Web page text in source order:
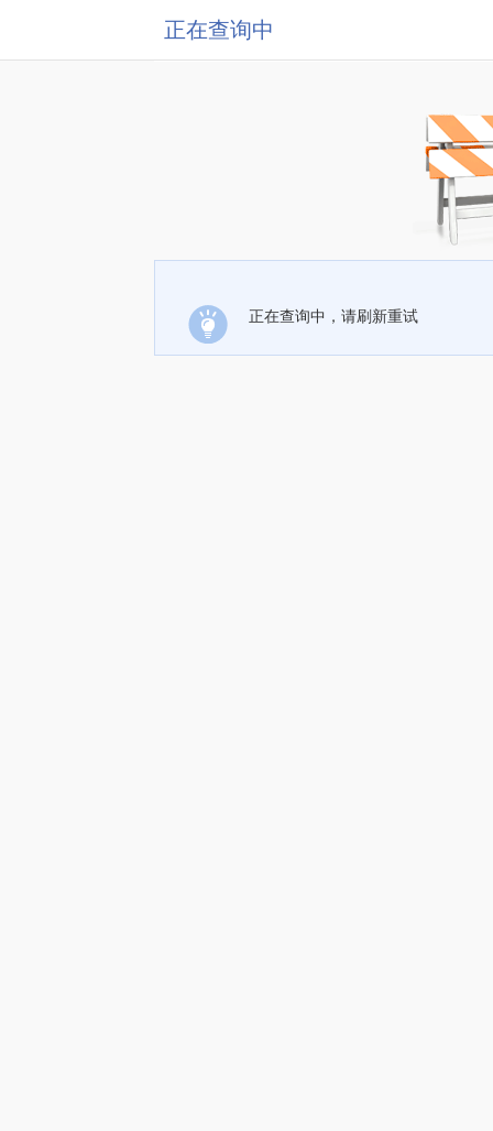
正在查询中
正在查询中，请刷新重试